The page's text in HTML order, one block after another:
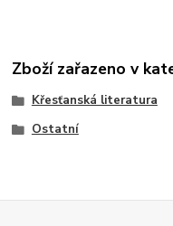
Zboží zařazeno v
Křesťanská literatura
Ostatní